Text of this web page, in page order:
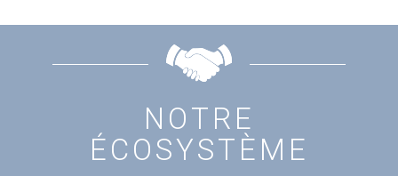
NOTRE
ÉCOSYSTÈME